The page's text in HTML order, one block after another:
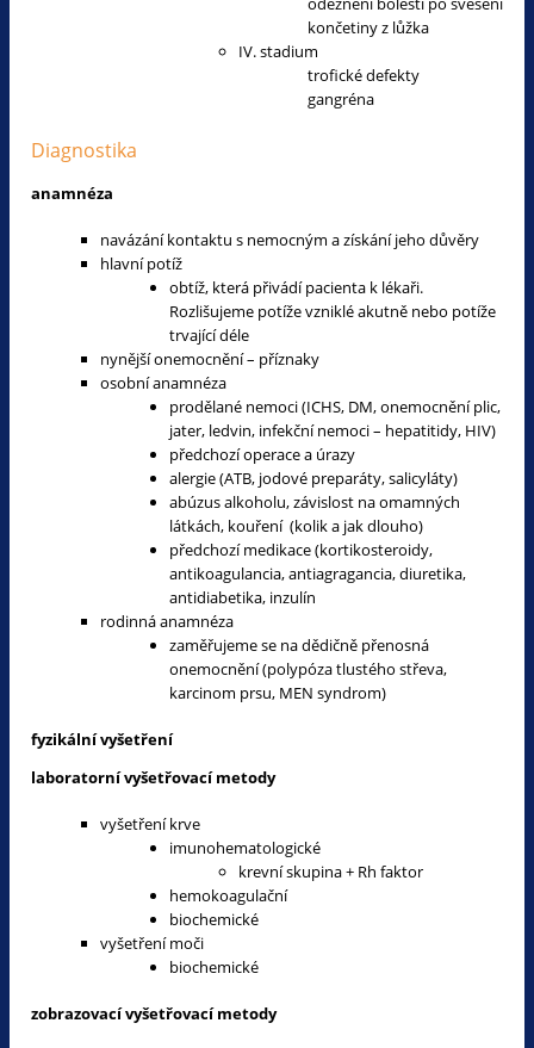
končetiny z lůžka
IV. stadium
trofické defekty
gangréna
Diagnostika
anamnéza
navázání kontaktu s nemocným a získání jeho důvěry
hlavní potíž
obtíž, která přivádí pacienta k lékaři.
Rozlišujeme potíže vzniklé akutně nebo potíže
trvající déle
nynější onemocnění – příznaky
osobní anamnéza
prodělané nemoci (ICHS, DM, onemocnění plic,
jater, ledvin, infekční nemoci – hepatitidy, HIV)
předchozí operace a úrazy
alergie (ATB, jodové preparáty, salicyláty)
abúzus alkoholu, závislost na omamných
látkách, kouření (kolik a jak dlouho)
předchozí medikace (kortikosteroidy,
antikoagulancia, antiagragancia, diuretika,
antidiabetika, inzulín
rodinná anamnéza
zaměřujeme se na dědičně přenosná
onemocnění (polypóza tlustého střeva,
karcinom prsu, MEN syndrom)
fyzikální vyšetření
laboratorní vyšetřovací metody
vyšetření krve
imunohematologické
krevní skupina + Rh faktor
hemokoagulační
biochemické
vyšetření moči
biochemické
zobrazovací vyšetřovací metody